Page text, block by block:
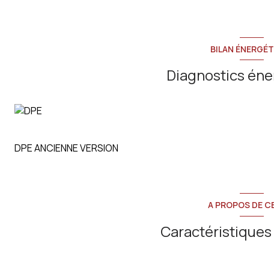
BILAN
Diagnostics
DPE ANCIENNE VERSION
A PROPOS DE